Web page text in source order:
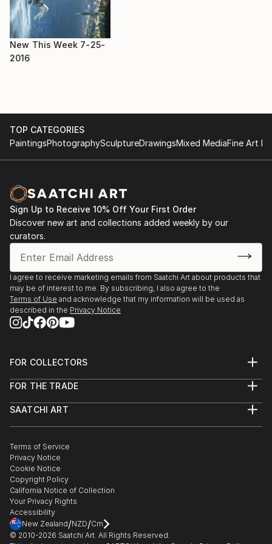
Hyperréalisme, style qui lui correspond mieux et qui
réclame une grande patience et un regard aiguisé !!! Il
aime peindre des thèmes simples pour en magnifier la
banalité.
2016 : Exposition pour la Ville de SENS. "Vrai illusion
ou fausse réalité"
2017 : La Madeleine- PARIS : "La nature Abstraite de
la Réalité"
New This Week 7-25-
2016
TOP CATEGORIES
PaintingsPhotographySculptureDrawingsMixed MediaFine Art
Sign Up to Receive 10% Off Your First Order
Discover new art and collections added weekly by our
curators.
I agree to receive marketing emails from Saatchi Art about products that
may be of interest to me. By subscribing, I also agree to the
Terms of Use and acknowledge that my information will be used as
described in the Privacy Notice
FOR COLLECTORS
Help Center
Commissions
Gift Card
FOR THE TRADE
Trade Program
Healthcare
Multi Family & Residential
Contact Art Consultant
SAATCHI ART
The Other Art Fair
Sell on Saatchi Art
Affiliate Program
Careers
Contact Support
Terms of Service
Privacy Notice
Cookie Notice
Copyright Policy
California Notice of Collection
Your Privacy Rights
Accessibility
New Zealand/NZD/Cm
© 2010-2026 Saatchi Art. All Rights Reserved.